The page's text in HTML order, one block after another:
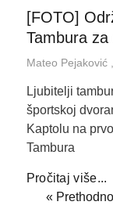
[FOTO]
Tambura za
Mateo Pejaković
Ljubitelji
športskoj
Kaptolu na
Tambura
Pročitaj više...
« Prethodno